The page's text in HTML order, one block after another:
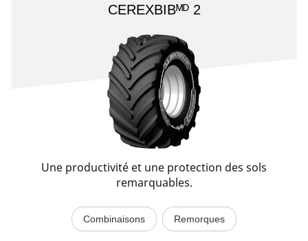
CEREXBIBᴹᴰ 2​
Une productivité et une protection des sols
remarquables.
Combinaisons Remorques